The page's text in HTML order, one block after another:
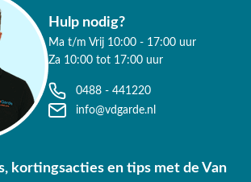
Hulp nodig?
Ma t/m Vrij 10:00 - 17:00 uur
Za 10:00 tot 17:00 uur
0488 - 441220
info@vdgarde.nl
kortingsacties en tips met de Van